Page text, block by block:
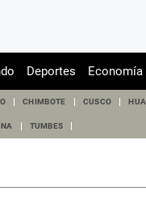
Deportes Economía
CHIMBOTE CUSCO
TUMBES